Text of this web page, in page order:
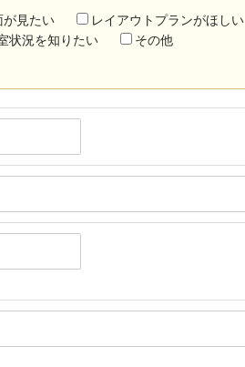
が見たい
レイアウトプランがほしい
状況を知りたい
その他